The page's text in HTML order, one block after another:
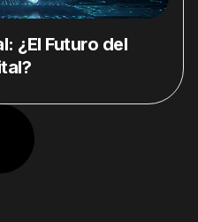
¿El Futuro del